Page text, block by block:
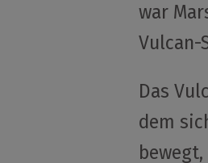
war
Vulcan-
Das
dem